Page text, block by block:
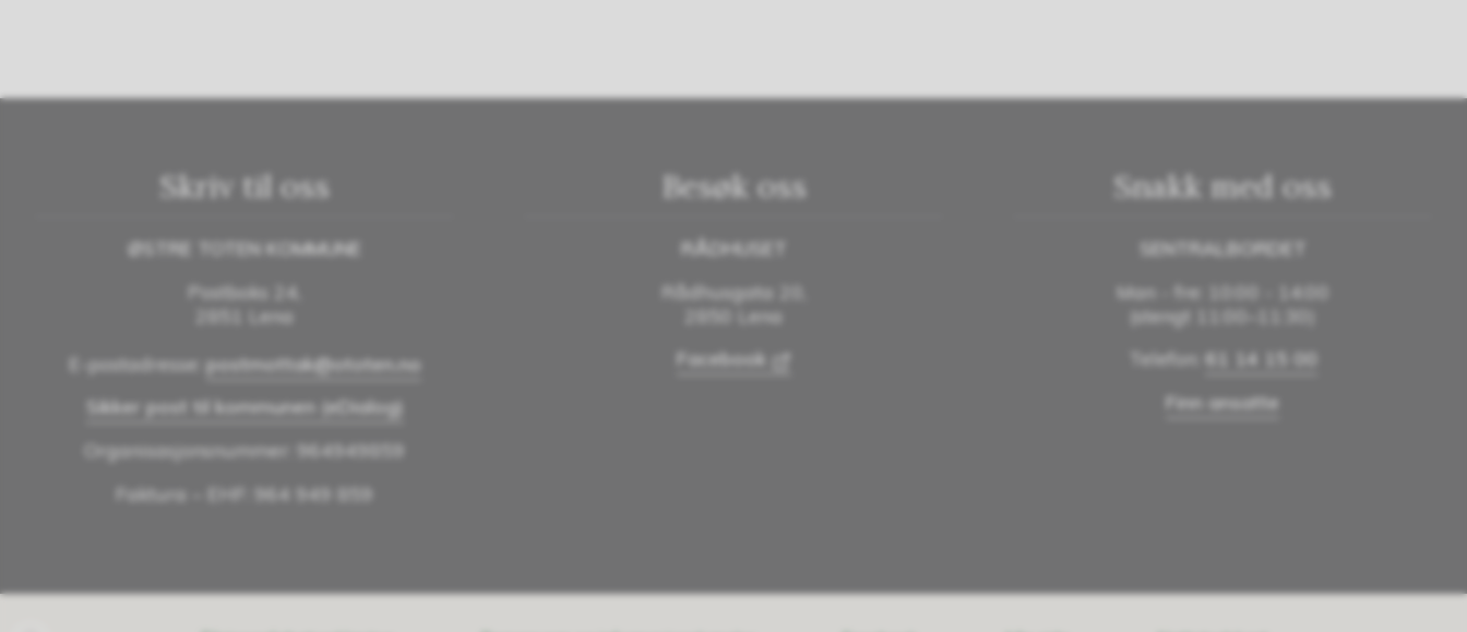
Skriv til oss
ØSTRE TOTEN KOMMUNE
Postboks 24,
2851 Lena
E-postadresse: postmottak@ototen.no
Sikker post til kommunen (eDialog)
Organisasjonsnummer: 964949859
Faktura – EHF: 964 949 859
Besøk oss
RÅDHUSET
Rådhusgata 20,
2850 Lena
Facebook
Snakk med oss
SENTRALBORDET
Man - fre: 10:00 - 14:00
(stengt 11:00–11:30)
Telefon: 61 14 15 00
Finn ansatte